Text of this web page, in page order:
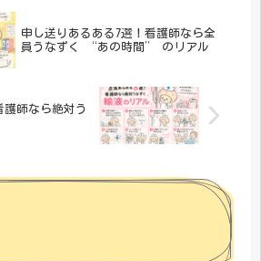
申し送りあるある7選！看護師なら全
員うなずく “あの時間” のリアル
護師なら絶対う